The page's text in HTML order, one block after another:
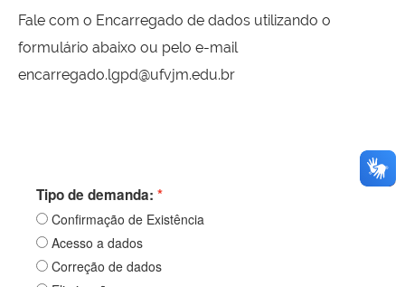
Fale com o Encarregado de dados utilizando o
formulário abaixo ou pelo e-mail
encarregado.lgpd@ufvjm.edu.br